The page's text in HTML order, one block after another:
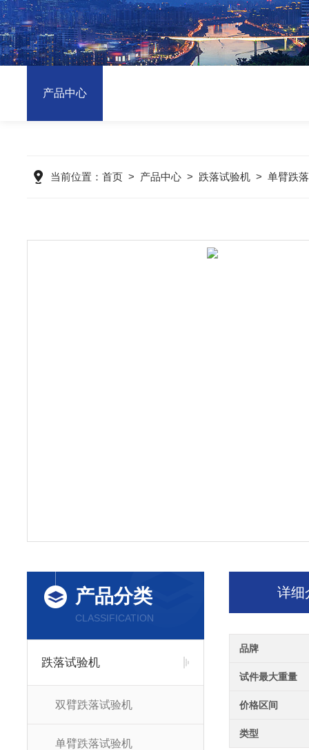
产品中心
当前位置： 首页 > 产品中心 > 跌落试验机 > 单臂跌
产品分类
CLASSIFICATION
跌落试验机
双臂跌落试验机
单臂跌落试验机
详细
品牌
试件最大重量
价格区间
类型